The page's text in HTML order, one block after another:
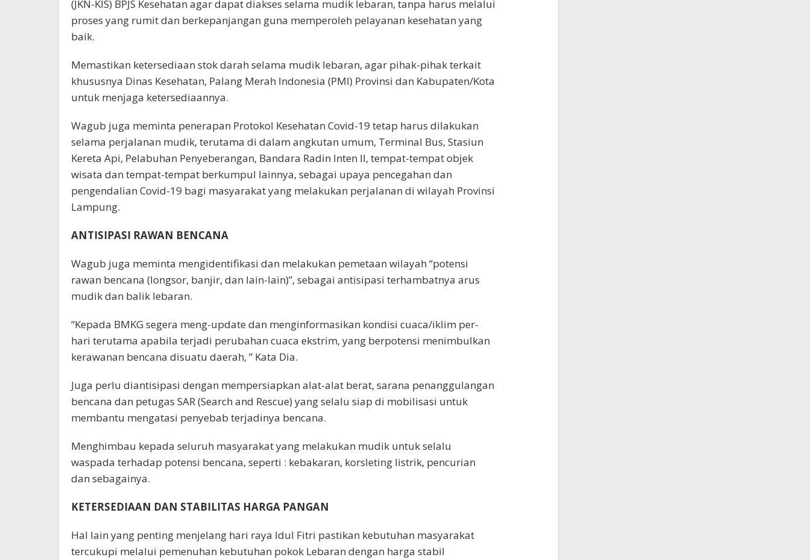
(JKN-KIS) BPJS Kesehatan agar dapat diakses selama mudik lebaran, tanpa harus melalui
proses yang rumit dan berkepanjangan guna memperoleh pelayanan kesehatan yang
baik.
Memastikan ketersediaan stok darah selama mudik lebaran, agar pihak-pihak terkait
khususnya Dinas Kesehatan, Palang Merah Indonesia (PMI) Provinsi dan Kabupaten/Kota
untuk menjaga ketersediaannya.
Wagub juga meminta penerapan Protokol Kesehatan Covid-19 tetap harus dilakukan
selama perjalanan mudik, terutama di dalam angkutan umum, Terminal Bus, Stasiun
Kereta Api, Pelabuhan Penyeberangan, Bandara Radin Inten II, tempat-tempat objek
wisata dan tempat-tempat berkumpul lainnya, sebagai upaya pencegahan dan
pengendalian Covid-19 bagi masyarakat yang melakukan perjalanan di wilayah Provinsi
Lampung.
ANTISIPASI RAWAN BENCANA
Wagub juga meminta mengidentifikasi dan melakukan pemetaan wilayah “potensi
rawan bencana (longsor, banjir, dan lain-lain)”, sebagai antisipasi terhambatnya arus
mudik dan balik lebaran.
“Kepada BMKG segera meng-update dan menginformasikan kondisi cuaca/iklim per-
hari terutama apabila terjadi perubahan cuaca ekstrim, yang berpotensi menimbulkan
kerawanan bencana disuatu daerah, ” Kata Dia.
Juga perlu diantisipasi dengan mempersiapkan alat-alat berat, sarana penanggulangan
bencana dan petugas SAR (Search and Rescue) yang selalu siap di mobilisasi untuk
membantu mengatasi penyebab terjadinya bencana.
Menghimbau kepada seluruh masyarakat yang melakukan mudik untuk selalu
waspada terhadap potensi bencana, seperti : kebakaran, korsleting listrik, pencurian
dan sebagainya.
KETERSEDIAAN DAN STABILITAS HARGA PANGAN
Hal lain yang penting menjelang hari raya Idul Fitri pastikan kebutuhan masyarakat
tercukupi melalui pemenuhan kebutuhan pokok Lebaran dengan harga stabil